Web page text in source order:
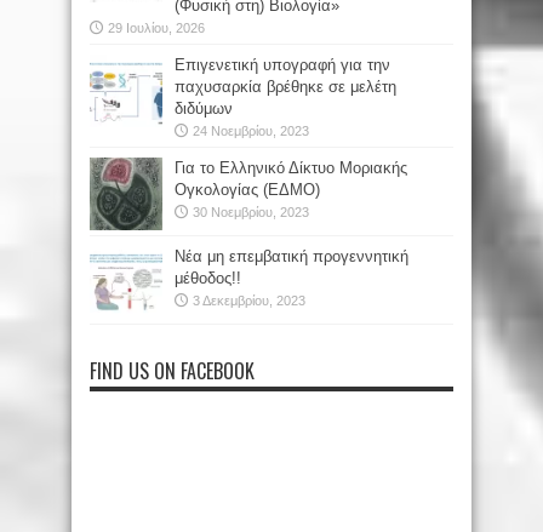
(Φυσική στη) Βιολογία»
29 Ιουλίου, 2026
Επιγενετική υπογραφή για την
παχυσαρκία βρέθηκε σε μελέτη
διδύμων
24 Νοεμβρίου, 2023
Για το Ελληνικό Δίκτυο Μοριακής
Ογκολογίας (ΕΔΜΟ)
30 Νοεμβρίου, 2023
Νέα μη επεμβατική προγεννητική
μέθοδος!!
3 Δεκεμβρίου, 2023
FIND US ON FACEBOOK